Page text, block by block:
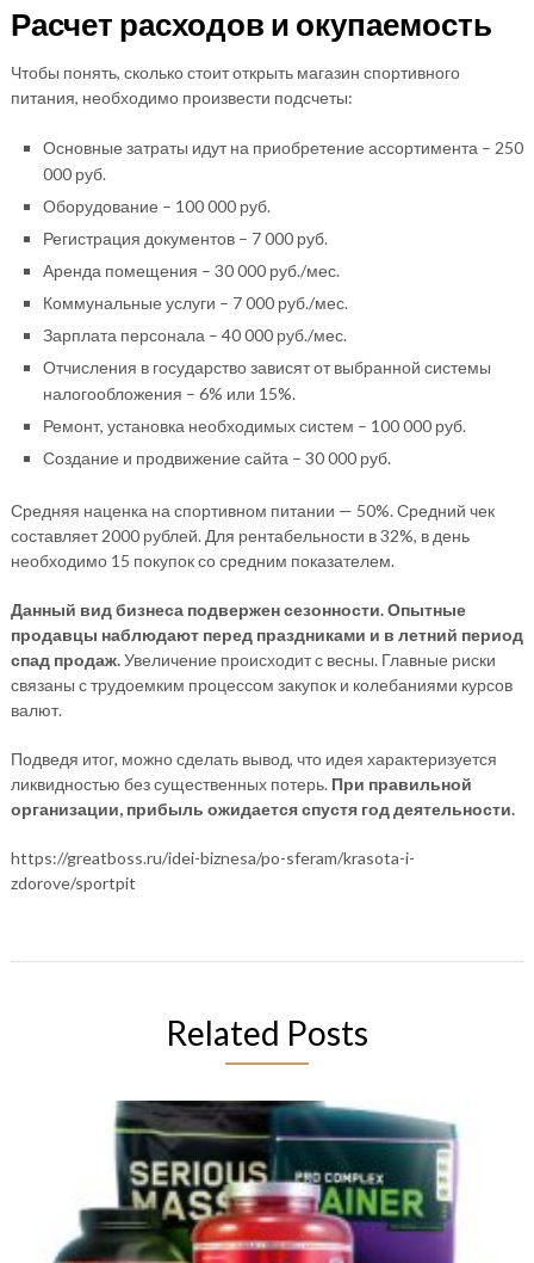
Расчет расходов и окупаемость
Чтобы понять, сколько стоит открыть магазин спортивного
питания, необходимо произвести подсчеты:
Основные затраты идут на приобретение ассортимента – 250
000 руб.
Оборудование – 100 000 руб.
Регистрация документов – 7 000 руб.
Аренда помещения – 30 000 руб./мес.
Коммунальные услуги – 7 000 руб./мес.
Зарплата персонала – 40 000 руб./мес.
Отчисления в государство зависят от выбранной системы
налогообложения – 6% или 15%.
Ремонт, установка необходимых систем – 100 000 руб.
Создание и продвижение сайта – 30 000 руб.
Средняя наценка на спортивном питании — 50%. Средний чек
составляет 2000 рублей. Для рентабельности в 32%, в день
необходимо 15 покупок со средним показателем.
Данный вид бизнеса подвержен сезонности. Опытные
продавцы наблюдают перед праздниками и в летний период
спад продаж.Увеличение происходит с весны. Главные риски
связаны с трудоемким процессом закупок и колебаниями курсов
валют.
Подведя итог, можно сделать вывод, что идея характеризуется
ликвидностью без существенных потерь. При правильной
организации, прибыль ожидается спустя год деятельности.
https://greatboss.ru/idei-biznesa/po-sferam/krasota-i-
zdorove/sportpit
Related Posts